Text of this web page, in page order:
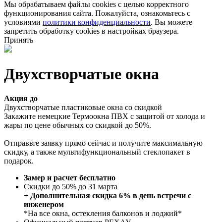
Мы обрабатываем файлы cookies с целью корректного
функционирования сайта. Пожалуйста, ознакомьтесь с
условиями политики конфиденциальности. Вы можете
запретить обработку cookies в настройках браузера.
Принять
Двухстворчатые окна
Акция до
Двухстворчатые пластиковые окна со скидкой
Закажите немецкие Термоокна ПВХ с защитой от холода и
жары по цене обычных со скидкой до 50%.
Отправьте заявку прямо сейчас и получите максимальную
скидку, а также мультифункциональный стеклопакет в
подарок.
Замер и расчет бесплатно
Скидки до 50% до 31 марта
+ Дополнительная скидка 6% в день встречи с
инженером
*На все окна, остекления балконов и лоджий*